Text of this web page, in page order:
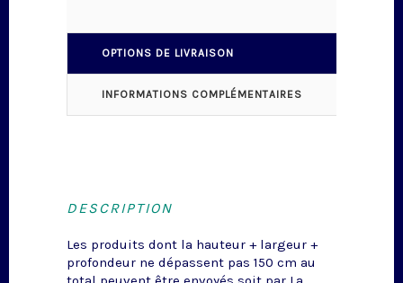
OPTIONS DE LIVRAISON
INFORMATIONS COMPLÉMENTAIRES
DESCRIPTION
Les produits dont la hauteur + largeur +
profondeur ne dépassent pas 150 cm au